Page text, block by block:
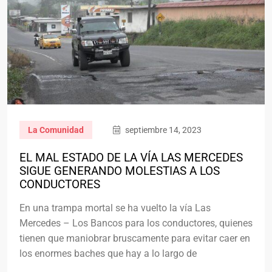
La Comunidad septiembre 14, 2023
EL MAL ESTADO DE LA VÍA LAS MERCEDES
SIGUE GENERANDO MOLESTIAS A LOS
CONDUCTORES
En una trampa mortal se ha vuelto la vía Las
Mercedes – Los Bancos para los conductores, quienes
tienen que maniobrar bruscamente para evitar caer en
los enormes baches que hay a lo largo de